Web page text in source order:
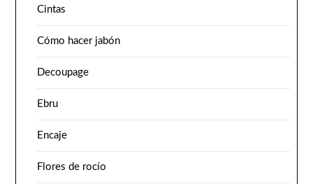
Cintas
Cómo hacer jabón
Decoupage
Ebru
Encaje
Flores de rocío